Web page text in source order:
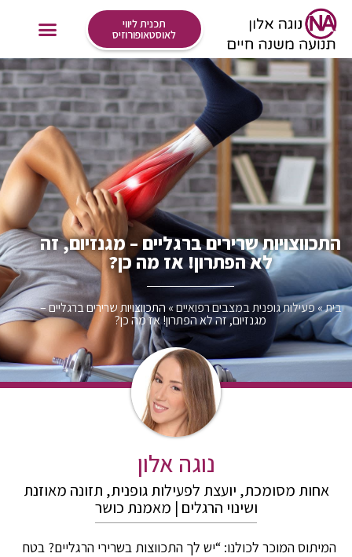
תכנית ליווי
לאוסטאופורוזיס
התכווצויות שרירים ברגליים – מגנזיום, זה
לא הפתרון! אז מה כן?
בית»פעילות גופנית במצבים רפואיים» התכווצויות שרירים ברגליים –
מגנזיום, זה לא הפתרון! אז מה כן?
נוגה אלון
אחות מסומכת, יועצת לפעילות גופנית, תזונה מאוזנת
ושינוי הרגלים | מאמנת כושר
המיתוס המוכר לכולנו: “יש לך התכווצות בשרירי הרגליים? בטח